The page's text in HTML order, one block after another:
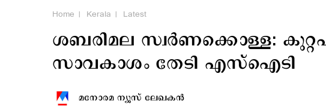
Home Kerala Latest
ശബരിമല സ്വർണക്കൊള്ള:
സാവകാശം തേടി എസ്ഐടി
മനോരമ ന്യൂസ് ലേഖകന്‍